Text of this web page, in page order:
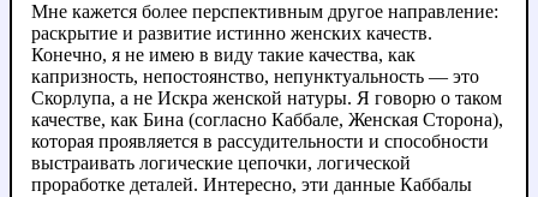
Мне кажется более перспективным другое направление:
раскрытие и развитие истинно женских качеств.
Конечно, я не имею в виду такие качества, как
капризность, непостоянство, непунктуальность — это
Скорлупа, а не Искра женской натуры. Я говорю о таком
качестве, как Бина (согласно Каббале, Женская Сторона),
которая проявляется в рассудительности и способности
выстраивать логические цепочки, логической
проработке деталей. Интересно, эти данные Каббалы